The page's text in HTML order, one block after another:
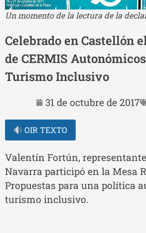
Un momento de la lectura de la
Celebrado en Castellón
de CERMIS
Turismo Inclusivo
31 de octubre de 2017
OIR TEXTO
Valentín Fortún,
Navarra participó en la Mesa
Propuestas para una política
turismo inclusivo.